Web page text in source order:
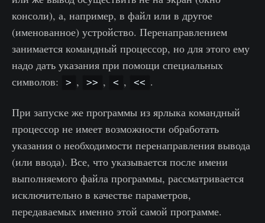
консоли), а, например, в файл или в другое
(именованное) устройство. Перенаправлением
занимается командный процессор, но для этого ему
надо дать указания при помощи специальных
символов:
> , >> , < , << .
При запуске же программы из ярлыка командный
процессор не имеет возможности обработать
указания о необходимости перенаправления вывода
(или ввода). Все, что указывается после имени
выполняемого файла программы, рассматривается
исключительно в качестве параметров,
передаваемых именно этой самой программе.